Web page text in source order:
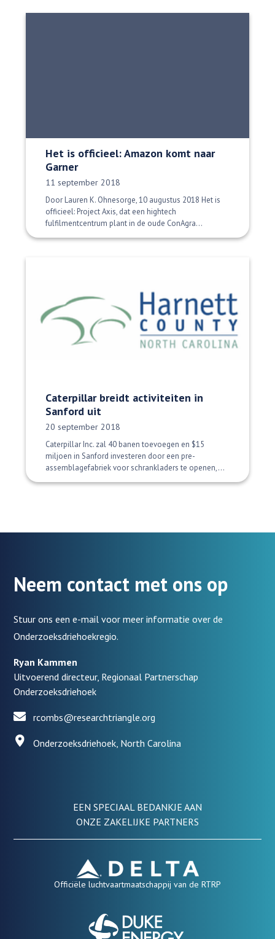
Het is officieel: Amazon komt naar
Garner
Datum gepubliceerd:
11 september 2018
Door Lauren K. Ohnesorge, 10 augustus 2018 Het is
officieel: Project Axis, dat een hightech
fulfilmentcentrum plant in de oude ConAgra...
Caterpillar breidt activiteiten in
Sanford uit
Datum gepubliceerd:
20 september 2018
Caterpillar Inc. zal 40 banen toevoegen en $15
miljoen in Sanford investeren door een pre-
assemblagefabriek voor schrankladers te openen,...
Neem contact met ons op
Stuur ons een e-mail voor meer informatie over de
Onderzoeksdriehoekregio.
Ryan Kammen
Uitvoerend directeur, Regionaal Partnerschap
Onderzoeksdriehoek
rcombs@researchtriangle.org
Onderzoeksdriehoek, North Carolina
EEN SPECIAAL BEDANKJE AAN
ONZE ZAKELIJKE PARTNERS
Officiële luchtvaartmaatschappij van de RTRP